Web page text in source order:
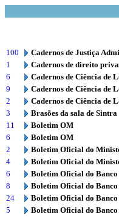
100
Cadernos de Justiça
1
Cadernos de direito
6
Cadernos de Ciência de
9
Cadernos de Ciência de
2
Cadernos de Ciência de
3
Brasões da sala de Sintra
11
Boletim OM
6
Boletim OM
2
Boletim Oficial do
4
Boletim Oficial do
6
Boletim Oficial do
8
Boletim Oficial do
24
Boletim Oficial do
5
Boletim Oficial do